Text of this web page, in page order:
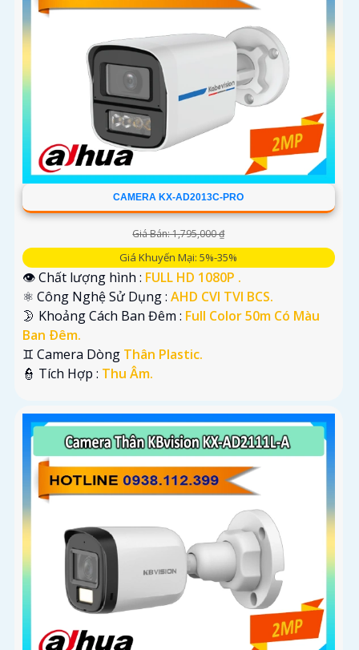
CAMERA KX-AD2013C-PRO
Giá Bán: 1,795,000 ₫
Giá Khuyến Mại: 5%-35%
👁 Chất lượng hình : FULL HD 1080P .
⚛️ Công Nghệ Sử Dụng : AHD CVI TVI BCS.
🌛 Khoảng Cách Ban Đêm : Full Color 50m Có Màu
Ban Ðêm.
♊ Camera Dòng Thân Plastic.
️👮 Tích Hợp : Thu Âm.